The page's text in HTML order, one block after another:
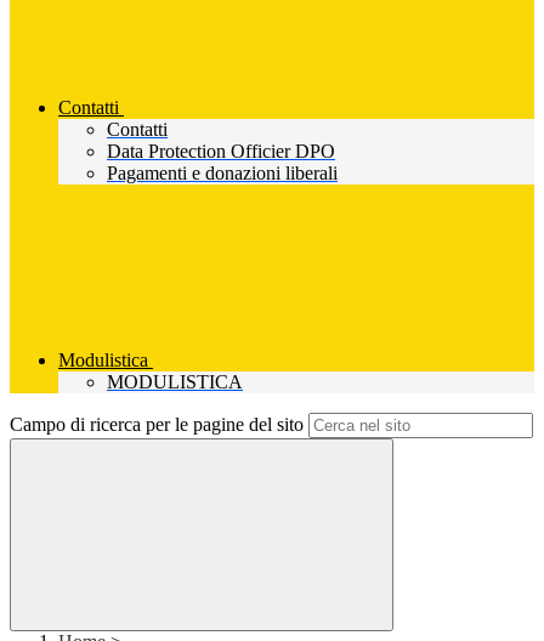
Contatti
Contatti
Data Protection Officier DPO
Pagamenti e donazioni liberali
Modulistica
MODULISTICA
Campo di ricerca per le pagine del sito